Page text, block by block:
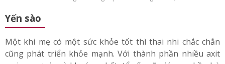
Yến sào là nguồn cung cấp dinh dưỡng cho mẹ bầu
Yến sào